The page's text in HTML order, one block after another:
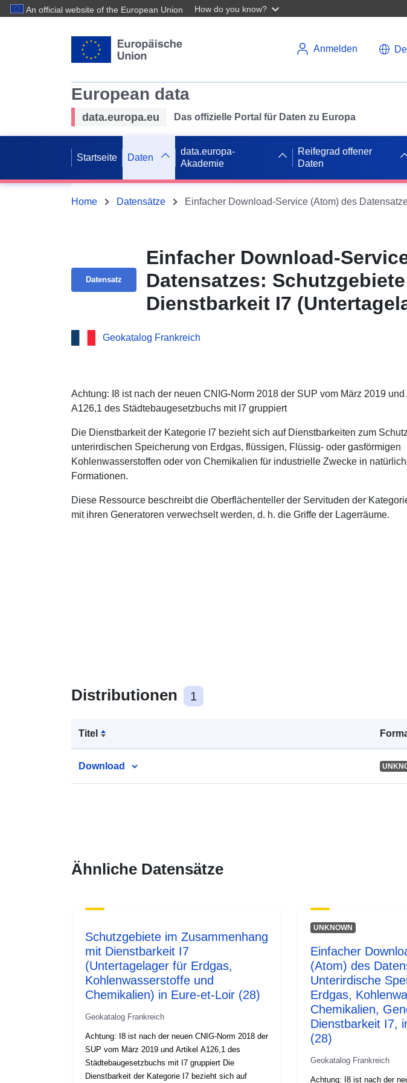
An official website of the European Union How do you know?
Anmelden
European data
data.europa.eu Das offizielle Portal für Daten zu Europa
Startseite Daten
data.europa-
Akademie
Reifegrad offener
Daten
Home Datensätze
Datensatz
Einfacher Download-
Datensatzes:
Dienstbarkeit I7
Loir (28)
Geokatalog Frankreich
Achtung: I8 ist nach der neuen CNIG-Norm 2018 der SUP vom März 2019 und
A126,1 des Städtebaugesetzbuchs mit I7 gruppiert
Die Dienstbarkeit der Kategorie I7 bezieht sich auf Dienstbarkeiten zum
unterirdischen Speicherung von Erdgas, flüssigen, Flüssig- oder gasförmigen
Kohlenwasserstoffen oder von Chemikalien für industrielle Zwecke in
Formationen.
Diese Ressource beschreibt die Oberflächenteller der Servituden der
mit ihren Generatoren verwechselt werden, d. h. die Griffe der Lagerräume.
Distributionen 1
Titel
Download
Ähnliche Datensätze
Schutzgebiete im Zusammenhang
mit Dienstbarkeit I7
(Untertagelager für Erdgas,
Kohlenwasserstoffe und
Chemikalien) in Eure-et-Loir (28)
Geokatalog Frankreich
Achtung: I8 ist nach der neuen CNIG-Norm 2018 der
SUP vom März 2019 und Artikel A126,1 des
Städtebaugesetzbuchs mit I7 gruppiert Die
Dienstbarkeit der Kategorie I7 bezieht sich auf
UNKNOWN
Einfacher
(Atom) des
Unterirdische
Erdgas,
Chemikalien,
Dienstbarkeit I7,
(28)
Geokatalog Frankreich
Achtung: I8 ist nach der